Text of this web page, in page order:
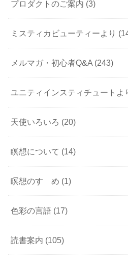
プロダクトのご案内 (3)
ミスティカビューティーより
メルマガ・初心者Q&A (243)
ユニティインスティチュートよ
天使いろいろ (20)
瞑想について (14)
瞑想のすゝめ (1)
色彩の言語 (17)
読書案内 (105)